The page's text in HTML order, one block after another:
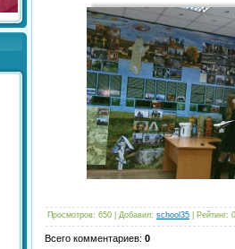
Просмотров: 650 Добавил: school35 Рейтинг:
Всего комментариев: 0